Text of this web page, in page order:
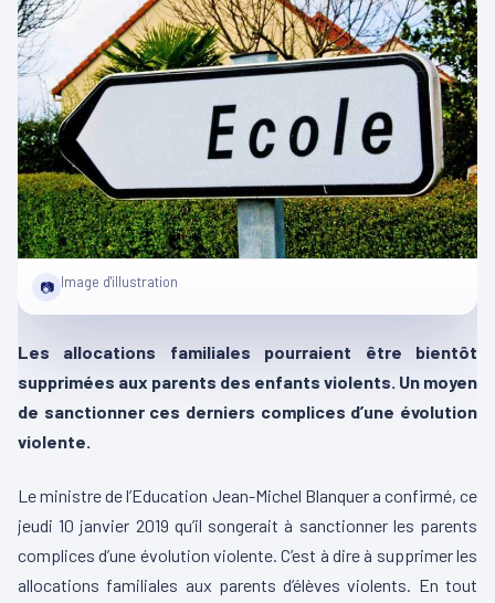
📷 Image d'illustration
Les allocations familiales pourraient être bientôt
supprimées aux parents des enfants violents. Un moyen
de sanctionner ces derniers complices d’une évolution
violente.
Le ministre de l’Education Jean-Michel Blanquer a confirmé, ce
jeudi 10 janvier 2019 qu’il songerait à sanctionner les parents
complices d’une évolution violente. C’est à dire à supprimer les
allocations familiales aux parents d’élèves violents. En tout